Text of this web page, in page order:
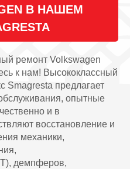
В НАШЕМ
ремонт Volkswagen
к нам! Высококлассный
Smagresta предлагает
опытные
и в
восстановление и
механики,
демпферов,